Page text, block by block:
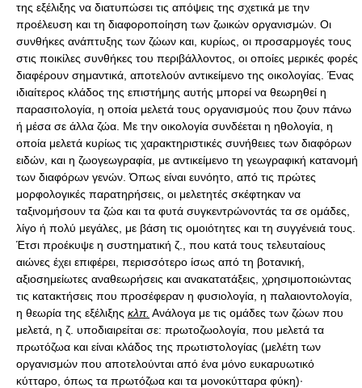
της εξέλιξης να διατυπώσει τις απόψεις της σχετικά με την
προέλευση και τη διαφοροποίηση των ζωικών οργανισμών. Οι
συνθήκες ανάπτυξης των ζώων και, κυρίως, οι προσαρμογές τους
στις ποικίλες συνθήκες του περιβάλλοντος, οι οποίες μερικές φορές
διαφέρουν σημαντικά, αποτελούν αντικείμενο της οικολογίας. Ένας
ιδιαίτερος κλάδος της επιστήμης αυτής μπορεί να θεωρηθεί η
παρασιτολογία, η οποία μελετά τους οργανισμούς που ζουν πάνω
ή μέσα σε άλλα ζώα. Με την οικολογία συνδέεται η ηθολογία, η
οποία μελετά κυρίως τις χαρακτηριστικές συνήθειες των διαφόρων
ειδών, και η ζωογεωγραφία, με αντικείμενο τη γεωγραφική κατανομή
των διαφόρων γενών. Όπως είναι ευνόητο, από τις πρώτες
μορφολογικές παρατηρήσεις, οι μελετητές σκέφτηκαν να
ταξινομήσουν τα ζώα και τα φυτά συγκεντρώνοντάς τα σε ομάδες,
λίγο ή πολύ μεγάλες, με βάση τις ομοιότητες και τη συγγένειά τους.
Έτσι προέκυψε η συστηματική ζ., που κατά τους τελευταίους
αιώνες έχει επιφέρει, περισσότερο ίσως από τη βοτανική,
αξιοσημείωτες αναθεωρήσεις και ανακατατάξεις, χρησιμοποιώντας
τις κατακτήσεις που προσέφεραν η φυσιολογία, η παλαιοντολογία,
η θεωρία της εξέλιξης κλπ. Ανάλογα με τις ομάδες των ζώων που
μελετά, η ζ. υποδιαιρείται σε: πρωτοζωολογία, που μελετά τα
πρωτόζωα και είναι κλάδος της πρωτιστολογίας (μελέτη των
οργανισμών που αποτελούνται από ένα μόνο ευκαρυωτικό
κύτταρο, όπως τα πρωτόζωα και τα μονοκύτταρα φύκη)·